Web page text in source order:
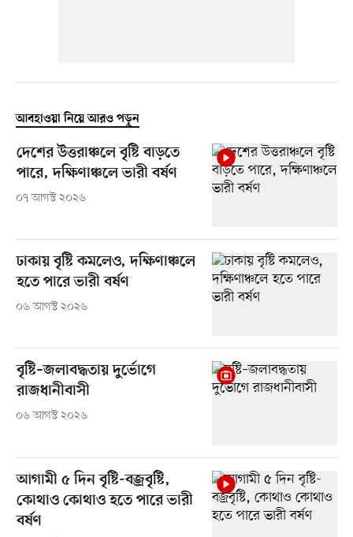
আবহাওয়া নিয়ে আরও পড়ুন
দেশের উত্তরাঞ্চলে বৃষ্টি বাড়তে
পারে, দক্ষিণাঞ্চলে ভারী বর্ষণ
০৭ আগস্ট ২০২৬
ঢাকায় বৃষ্টি কমলেও, দক্ষিণাঞ্চলে
হতে পারে ভারী বর্ষণ
০৬ আগস্ট ২০২৬
বৃষ্টি–জলাবদ্ধতায় দুর্ভোগে
রাজধানীবাসী
০৬ আগস্ট ২০২৬
আগামী ৫ দিন বৃষ্টি-বজ্রবৃষ্টি,
কোথাও কোথাও হতে পারে ভারী
বর্ষণ